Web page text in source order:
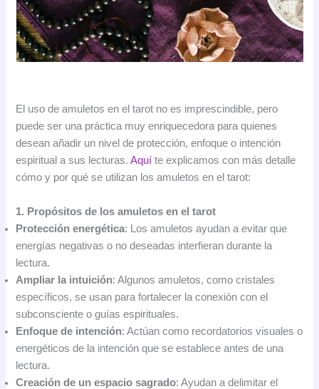
El uso de amuletos en el tarot no es imprescindible, pero
puede ser una práctica muy enriquecedora para quienes
desean añadir un nivel de protección, enfoque o intención
espiritual a sus lecturas.Aquí te explicamos con más detalle
cómo y por qué se utilizan los amuletos en el tarot:
1. Propósitos de los amuletos en el tarot
Protección energética: Los amuletos ayudan a evitar que
energías negativas o no deseadas interfieran durante la
lectura.
Ampliar la intuición: Algunos amuletos, como cristales
específicos, se usan para fortalecer la conexión con el
subconsciente o guías espirituales.
Enfoque de intención: Actúan como recordatorios visuales o
energéticos de la intención que se establece antes de una
lectura.
Creación de un espacio sagrado: Ayudan a delimitar el